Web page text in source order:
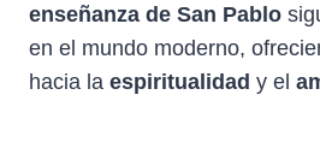
enseñanza de San Pablo
en el mundo moderno,
hacia la espiritualidad y el